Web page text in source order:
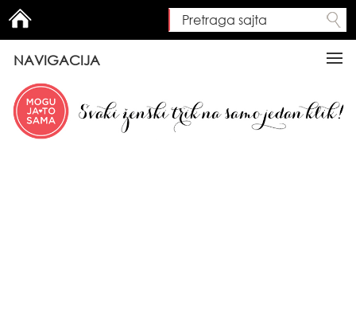
Search form
Pretraga sajta
NAVIGACIJA